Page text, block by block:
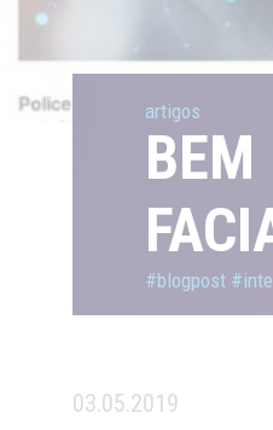
artigos
BEM
#blogpost
03.05.2019